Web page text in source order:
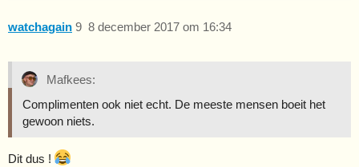
watchagain 8 december 2017 om 16:34
9
Mafkees:
Complimenten ook niet echt. De meeste mensen boeit het
gewoon niets.
Dit dus !